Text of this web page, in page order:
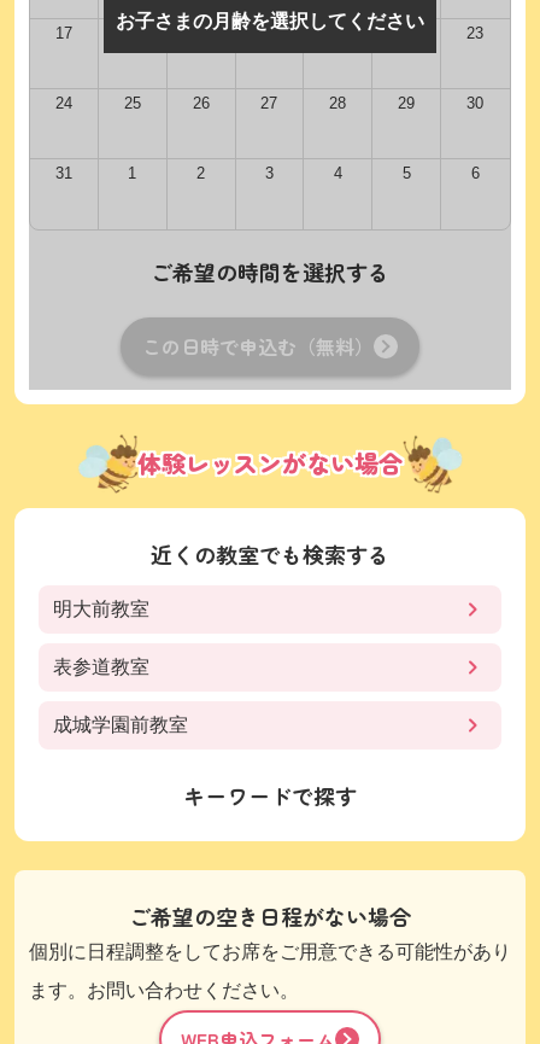
17 18 19 20 21 22 23
24 25 26 27 28 29 30
31 1 2 3 4 5 6
ご希望の時間を選択する
この日時で申込む（無料）
お子さまの月齢を選択してください
体験レッスンがない場合
近くの教室でも検索する
明大前教室
表参道教室
成城学園前教室
キーワードで探す
ご希望の空き日程がない場合
個別に日程調整をしてお席をご用意できる可能性があり
ます。お問い合わせください。